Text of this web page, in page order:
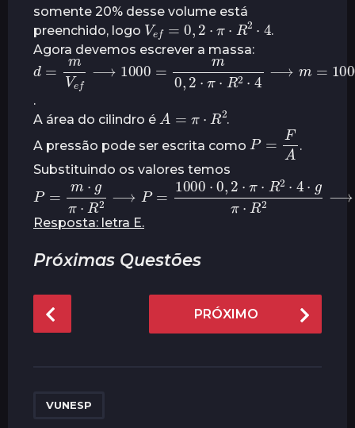
somente 20% desse volume está
preenchido, logo
Vef =0,2⋅π⋅R2⋅
.
Agora devemos escrever a massa:
d=m
Ve
f⟶
1000=m
02πR24⟶
m
=100002πR24
.
A área do cilindro é
A 2
.
A pressão pode ser escrita como
P A
.
Substituindo os valores temos
P
=
m
⋅g
π
⋅R
2
⟶
P
=
1000
⋅0
,2
⋅π
⋅R
2
⋅4
⋅g
π
⋅R
2
⟶
P
=
8000
P
a
Resposta: letra E.
Próximas Questões
o
PRÓXIMO
VUNESP